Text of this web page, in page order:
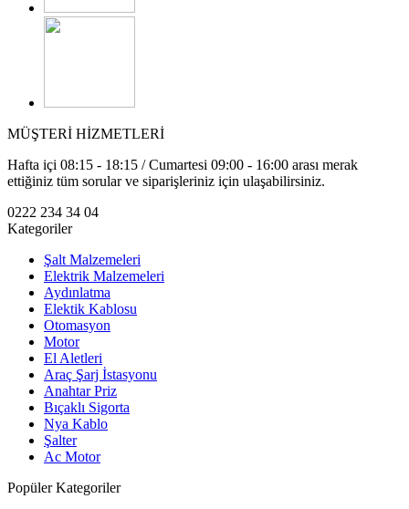
MÜŞTERİ HİZMETLERİ
Hafta içi 08:15 - 18:15 / Cumartesi 09:00 - 16:00 arası merak
ettiğiniz tüm sorular ve siparişleriniz için ulaşabilirsiniz.
0222 234 34 04
Kategoriler
Şalt Malzemeleri
Elektrik Malzemeleri
Aydınlatma
Elektik Kablosu
Otomasyon
Motor
El Aletleri
Araç Şarj İstasyonu
Anahtar Priz
Bıçaklı Sigorta
Nya Kablo
Şalter
Ac Motor
Popüler Kategoriler